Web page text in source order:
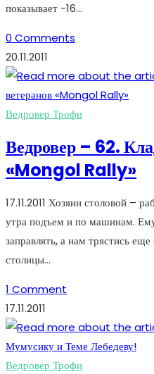
показывает -16…
0 Comments
20.11.2011
Ведровер Трофи
Ведровер – 62.
«Mongol Rally»
17.11.2011 Хозяин столовой –
утра подъем и по машинам.
заправлять, а нам трястись
столицы…
1 Comment
17.11.2011
Ведровер Трофи